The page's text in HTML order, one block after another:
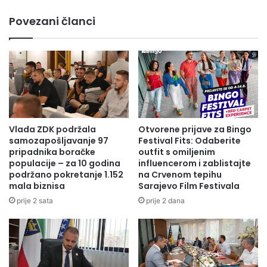
LINK ZA OSTALE STREAMING SERVISE:
Povezani članci
Vlada ZDK podržala
samozapošljavanje 97
pripadnika boračke
populacije – za 10 godina
podržano pokretanje 1.152
mala biznisa
prije 2 sata
Otvorene prijave za Bingo
Festival Fits: Odaberite
outfit s omiljenim
influencerom i zablistajte
na Crvenom tepihu
Sarajevo Film Festivala
prije 2 dana